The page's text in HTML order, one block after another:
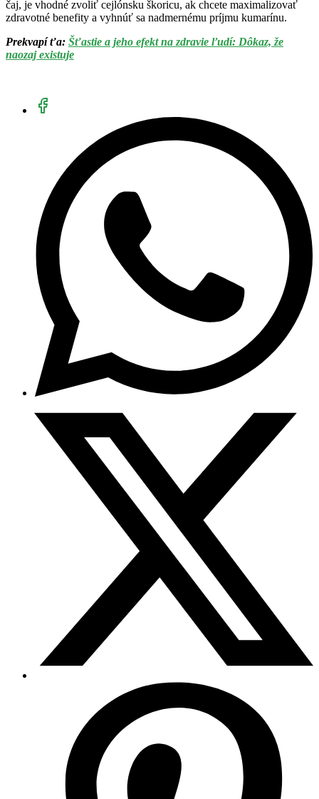
čaj, je vhodné zvoliť cejlónsku škoricu, ak chcete maximalizovať
zdravotné benefity a vyhnúť sa nadmernému príjmu kumarínu.
Prekvapí ťa: Šťastie a jeho efekt na zdravie ľudí: Dôkaz, že
naozaj existuje